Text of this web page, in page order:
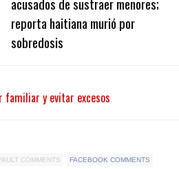
reporta haitiana murió por
sobredosis
familiar y evitar excesos
COMMENTS FACEBOOK COMMENTS